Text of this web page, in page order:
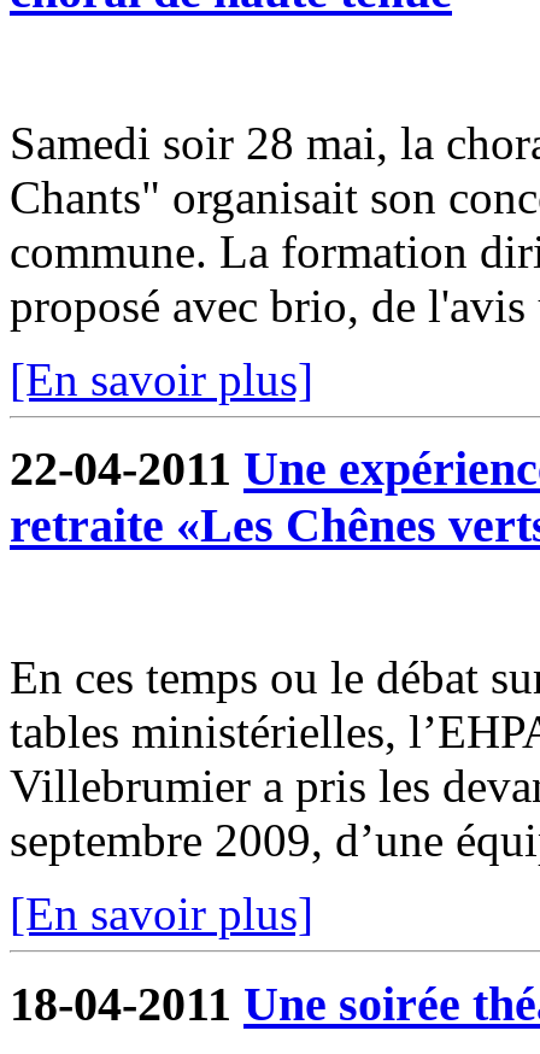
Samedi soir 28 mai, la
Chants" organisait son
commune. La formation
proposé avec brio, de
[En savoir plus]
22-04-2011 Une
retraite «Les Chênes
En ces temps ou le débat
tables ministérielles,
Villebrumier a pris les
septembre 2009, d’une
[En savoir plus]
18-04-2011 Une soirée